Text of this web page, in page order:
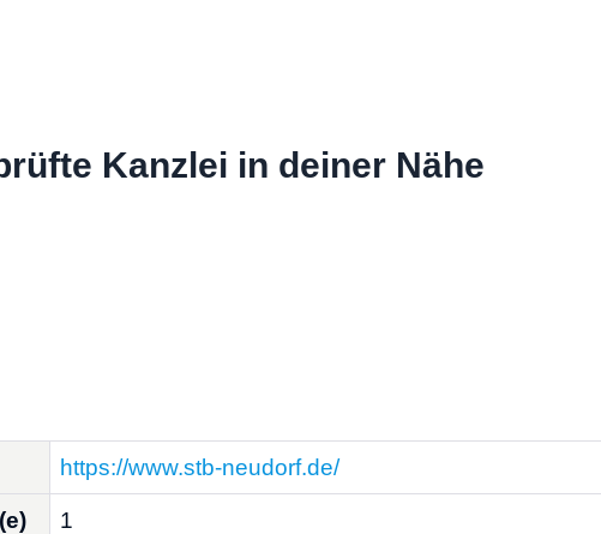
Kanzlei in deiner Nähe
https://www.stb-neudorf.de/
1